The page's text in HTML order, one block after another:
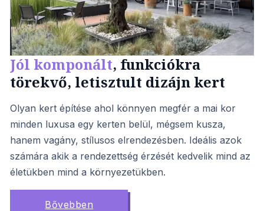
Jól komponált, funkciókra
törekvő, letisztult dizájn kert
Olyan kert építése ahol könnyen megfér a mai kor
minden luxusa egy kerten belül, mégsem kusza,
hanem vagány, stílusos elrendezésben. Ideális azok
számára akik a rendezettség érzését kedvelik mind az
életükben mind a környezetükben.
Bővebben